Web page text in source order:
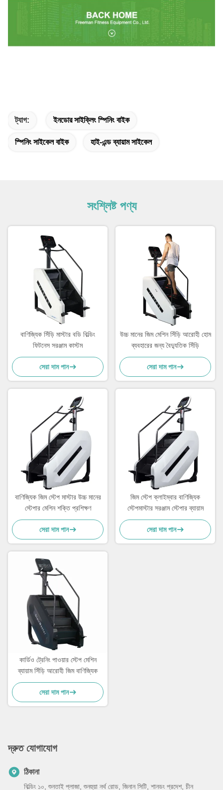
ট্যাগ: ইনডোর সাইক্লিং স্পিনিং বাইক
স্পিনিং সাইকেল বাইক হাই-এন্ড ব্যায়াম সাইকেল
সংশ্লিষ্ট পণ্য
বাণিজ্যিক সিঁড়ি মাস্টার বডি বিল্ডিং
ফিটনেস সরঞ্জাম কাস্টম
সেরা দাম পান
উচ্চ মানের জিম মেশিন সিঁড়ি আরোহী হোম
ব্যবহারের জন্য বৈদ্যুতিক সিঁড়ি
সেরা দাম পান
বাণিজ্যিক জিম স্টেপ মাস্টার উচ্চ মানের
স্টেপার মেশিন শক্তি প্রশিক্ষণ
সেরা দাম পান
জিম স্টেপ ক্লাইম্বার বাণিজ্যিক
স্টেপমাস্টার সরঞ্জাম স্টেপার ব্যায়াম
সেরা দাম পান
কার্ডিও ট্রেনিং পাওয়ার স্টেপ মেশিন
ব্যায়াম সিঁড়ি আরোহী জিম বাণিজ্যিক
সেরা দাম পান
দ্রুত যোগাযোগ
ঠিকানা
বিল্ডিং ১০, শুনতাই প্লাজা, শুনহুয়া নর্থ রোড, জিনান সিটি, শানডং প্রদেশ, চীন